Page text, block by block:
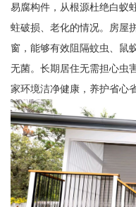
易腐构件，从根源杜绝白蚁
蛀破损、老化的情况。房屋
窗，能够有效阻隔蚊虫、鼠
无菌。长期居住无需担心虫
家环境洁净健康，养护省心省